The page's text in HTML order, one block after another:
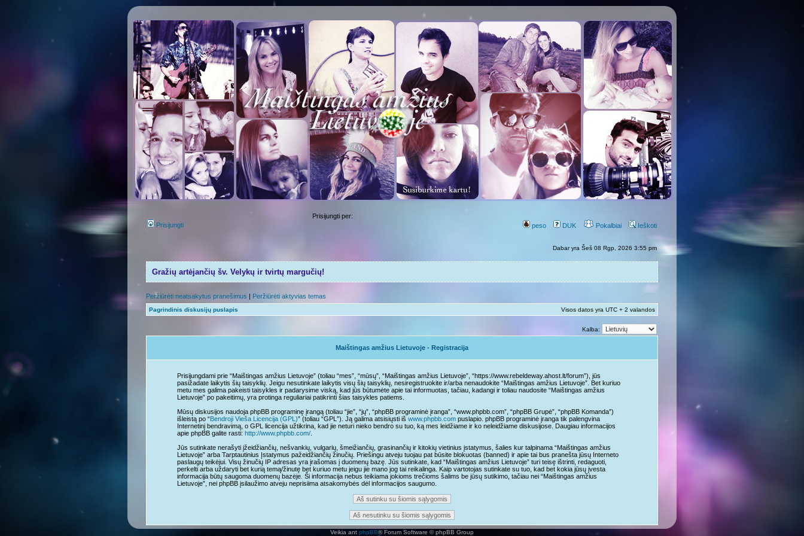
Prisijungti
Prisijungti per:
peso
DUK Pokalbiai Ieškoti
Dabar yra Šeš 08 Rgp, 2026 3:55 pm
Gražių artėjančių šv. Velykų ir tvirtų margučių!
Peržiūrėti neatsakytus pranešimus | Peržiūrėti aktyvias temas
Pagrindinis diskusijų puslapis Visos datos yra UTC + 2 valandos
Kalba:
Maištingas amžius Lietuvoje - Registracija
Prisijungdami prie “Maištingas amžius Lietuvoje” (toliau “mes”, “mūsų”, “Maištingas amžius Lietuvoje”, “https://www.rebeldeway.ahost.lt/forum”), jūs
pasižadate laikytis šių taisyklių. Jeigu nesutinkate laikytis visų šių taisyklių, nesiregistruokite ir/arba nenaudokite “Maištingas amžius Lietuvoje”. Bet kuriuo
metu mes galima pakeisti taisykles ir padarysime viską, kad jūs būtumėte apie tai informuotas, tačiau, kadangi ir toliau naudosite “Maištingas amžius
Lietuvoje” po pakeitimų, yra protinga reguliariai patikrinti šias taisykles patiems.
Mūsų diskusijos naudoja phpBB programinę įrangą (toliau “jie”, “jų”, “phpBB programinė įranga”, “www.phpbb.com”, “phpBB Grupė”, “phpBB Komanda”)
išleistą po “Bendroji Vieša Licencija (GPL)” (toliau “GPL”). Ją galima atsisiųsti iš www.phpbb.compuslapio. phpBB programinė įranga tik palengvina
Internetinį bendravimą, o GPL licencija užtikrina, kad jie neturi nieko bendro su tuo, ką mes leidžiame ir ko neleidžiame diskusijose. Daugiau informacijos
apie phpBB galite rasti: http://www.phpbb.com/.
Jūs sutinkate nerašyti įžeidžiančių, nešvankių, vulgarių, šmeižiančių, grasinančių ir kitokių vietinius įstatymus, šalies kur talpinama “Maištingas amžius
Lietuvoje” arba Tarptautinius Įstatymus pažeidžiančių žinučių. Priešingu atveju tuojau pat būsite blokuotas (banned) ir apie tai bus pranešta jūsų Interneto
paslaugų teikėjui. Visų žinučių IP adresas yra įrašomas į duomenų bazę. Jūs sutinkate, kad “Maištingas amžius Lietuvoje” turi teisę ištrinti, redaguoti,
perkelti arba uždaryti bet kurią temą/žinutę bet kuriuo metu jeigu jie mano jog tai reikalinga. Kaip vartotojas sutinkate su tuo, kad bet kokia jūsų įvesta
informacija būtų saugoma duomenų bazėje. Ši informacija nebus teikiama jokioms trečioms šalims be jūsų sutikimo, tačiau nei “Maištingas amžius
Lietuvoje”, nei phpBB įsilaužimo atveju neprisiima atsakomybės dėl informacijos saugumo.
Veikia ant phpBB® Forum Software © phpBB Group